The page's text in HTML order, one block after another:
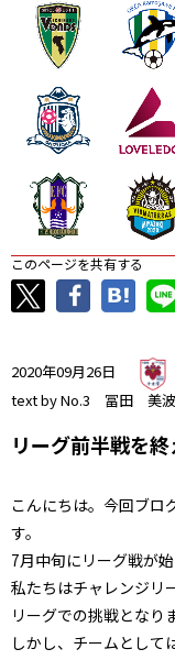
このページを共有する
2020年09月26日
text by No.3 冨田 美波
リーグ前半戦を終
こんにちは。今回ブロ
す。
7月中旬にリーグ戦が
私たちはチャレンジリ
リーグでの挑戦となり
しかし、チームとして